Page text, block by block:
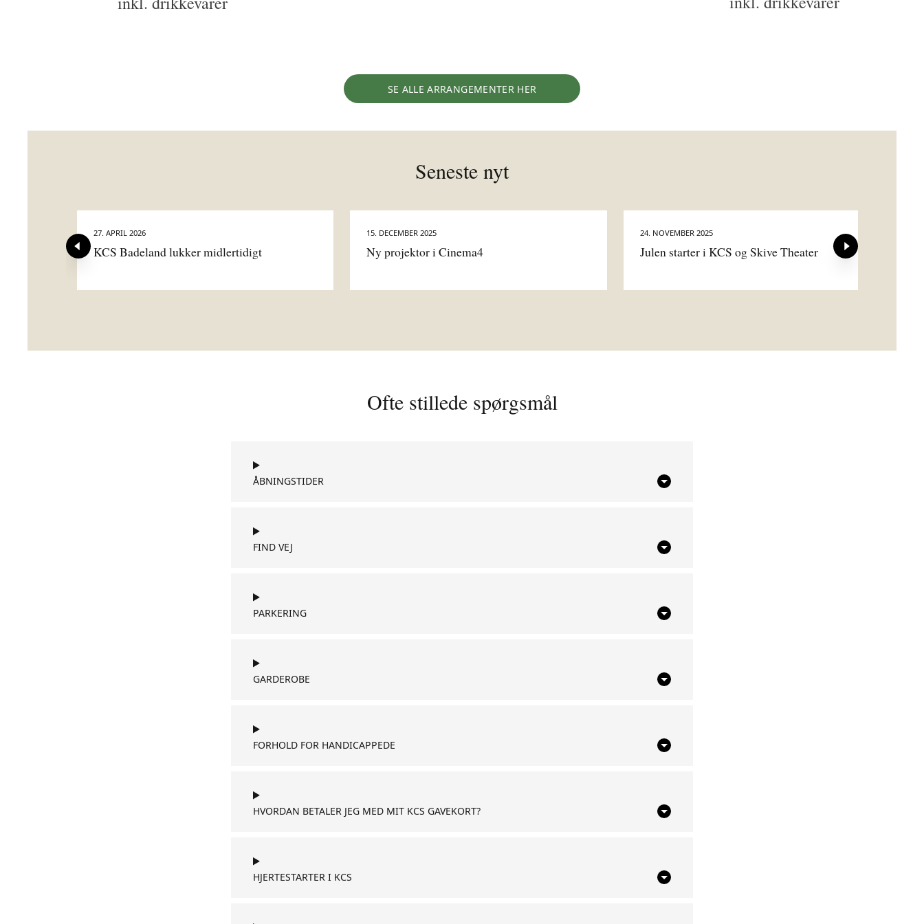
SE ALLE ARRANGEMENTER HER
Seneste nyt
27. APRIL 2026
KCS Badeland lukker midlertidigt
15. DECEMBER 2025
Ny projektor i Cinema4
24. NOVEMBER 2025
Julen starter i KCS og Skive Theater
Ofte stillede spørgsmål
ÅBNINGSTIDER
FIND VEJ
PARKERING
GARDEROBE
FORHOLD FOR HANDICAPPEDE
HVORDAN BETALER JEG MED MIT KCS GAVEKORT?
HJERTESTARTER I KCS